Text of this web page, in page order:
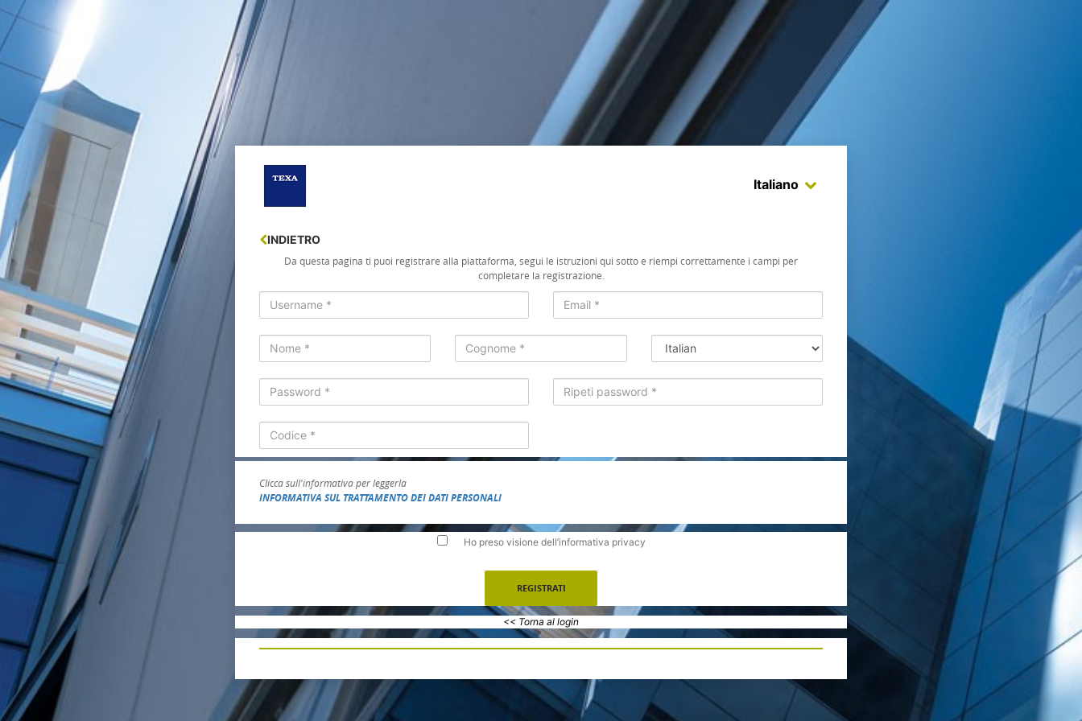
Login Italiano
INDIETRO
Da questa pagina ti puoi registrare alla piattaforma, segui le istruzioni qui sotto e riempi correttamente i campi per
completare la registrazione.
Clicca sull'informativa per leggerla
INFORMATIVA SUL TRATTAMENTO DEI DATI PERSONALI
Ho preso visione dell’informativa privacy
<< Torna al login